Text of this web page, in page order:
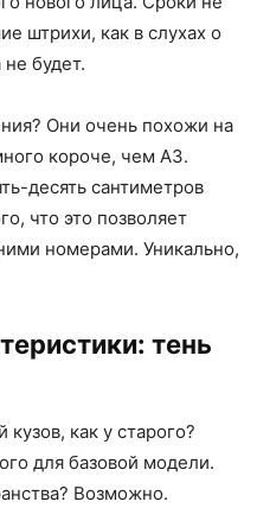
штрихи, как в слухах о
будет.
Они очень похожи на
короче, чем A3.
десять сантиметров
что это позволяет
номерами. Уникально,
тень
как у старого?
для базовой модели.
Возможно.